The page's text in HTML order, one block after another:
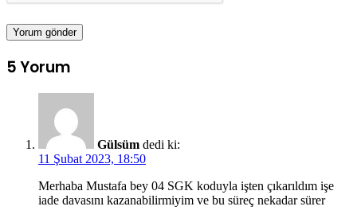
5 Yorum
Gülsüm dedi ki:
11 Şubat 2023, 18:50
Merhaba Mustafa bey 04 SGK koduyla işten çıkarıldım işe
iade davasını kazanabilirmiyim ve bu süreç nekadar sürer